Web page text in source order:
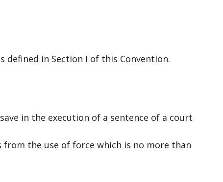
in Section I of this Convention.
in the execution of a sentence of a court
the use of force which is no more than